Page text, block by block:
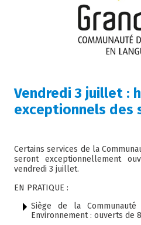
Vendredi 3 juillet :
exceptionnels des
Certains services de la
seront exceptionnellement
vendredi 3 juillet.
EN PRATIQUE :
Siège de la
Environnement : ouverts de